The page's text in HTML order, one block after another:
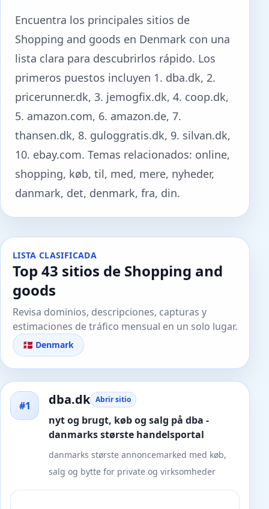
Encuentra los principales sitios de
Shopping and goods en Denmark con una
lista clara para descubrirlos rápido. Los
primeros puestos incluyen 1. dba.dk, 2.
pricerunner.dk, 3. jemogfix.dk, 4. coop.dk,
5. amazon.com, 6. amazon.de, 7.
thansen.dk, 8. guloggratis.dk, 9. silvan.dk,
10. ebay.com. Temas relacionados: online,
shopping, køb, til, med, mere, nyheder,
danmark, det, denmark, fra, din.
LISTA CLASIFICADA
Top 43 sitios de Shopping and
goods
Revisa dominios, descripciones, capturas y
estimaciones de tráfico mensual en un solo lugar.
🇩🇰 Denmark
#1 dba.dk Abrir sitio
nyt og brugt, køb og salg på dba -
danmarks største handelsportal
danmarks største annoncemarked med køb,
salg og bytte for private og virksomheder